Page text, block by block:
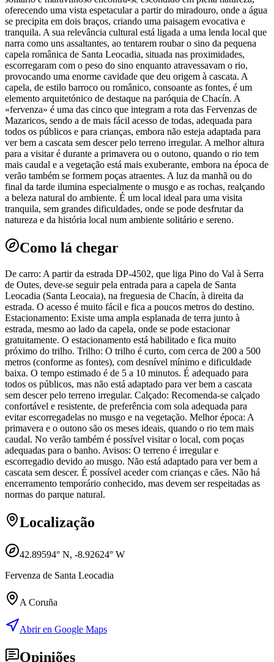
oferecendo uma vista espetacular a partir do miradouro, onde a água
se precipita em dois braços, criando uma paisagem evocativa e
tranquila. A sua relevância cultural está ligada a uma lenda local que
narra como uns assaltantes, ao tentarem roubar o sino da pequena
capela românica de Santa Leocadia, situada nas proximidades,
escorregaram com o peso do sino enquanto atravessavam o rio,
provocando uma enorme cavidade que deu origem à cascata. A
capela, de estilo barroco ou românico, consoante as fontes, é um
elemento arquitetónico de destaque na paróquia de Chacín. A
«fervenza» é uma das cinco que integram a rota das Fervenzas de
Mazaricos, sendo a de mais fácil acesso de todas, adequada para
todos os públicos e para crianças, embora não esteja adaptada para
ver bem a cascata sem descer pelo terreno irregular. A melhor altura
para a visitar é durante a primavera ou o outono, quando o rio tem
mais caudal e a vegetação está mais exuberante, embora na época de
verão também se formem poças atraentes. A luz da manhã ou do
final da tarde ilumina especialmente o musgo e as rochas, realçando
a beleza natural do ambiente. É um local ideal para uma visita
tranquila, sem grandes dificuldades, onde se pode desfrutar da
natureza e da história local num ambiente solitário e sereno.
Como lá chegar
De carro: A partir da estrada DP-4502, que liga Pino do Val à Serra
de Outes, deve-se seguir pela entrada para a capela de Santa
Leocadia (Santa Leocaia), na freguesia de Chacín, à direita da
estrada. O acesso é muito fácil e fica a poucos metros do destino.
Estacionamento: Existe uma ampla esplanada de terra junto à
estrada, mesmo ao lado da capela, onde se pode estacionar
gratuitamente. O estacionamento está habilitado e fica muito
próximo do trilho. Trilho: O trilho é curto, com cerca de 200 a 500
metros (conforme as fontes), com desnível mínimo e dificuldade
baixa. O tempo estimado é de 5 a 10 minutos. É adequado para
todos os públicos, mas não está adaptado para ver bem a cascata
sem descer pelo terreno irregular. Calçado: Recomenda-se calçado
confortável e resistente, de preferência com sola adequada para
evitar escorregadelas no musgo e na vegetação. Melhor época: A
primavera e o outono são os meses ideais, quando o rio tem mais
caudal. No verão também é possível visitar o local, com poças
adequadas para o banho. Avisos: O terreno é irregular e
escorregadio devido ao musgo. Não está adaptado para ver bem a
cascata sem descer. É possível aceder com crianças e cães. Não há
encerramento temporário conhecido, mas devem ser respeitadas as
normas do parque natural.
Localização
42.89594° N, -8.92624° W
Fervenza de Santa Leocadia
A Coruña
Abrir en Google Maps
Opiniões